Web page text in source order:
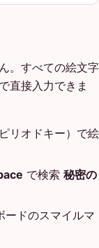
。すべての絵文字
直接入力できま
リオドキー）で絵
で検索 秘密の
ードのスマイルマ